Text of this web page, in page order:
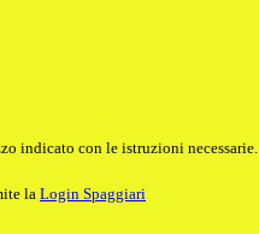
indicato con le istruzioni necessarie.
la Login Spaggiari